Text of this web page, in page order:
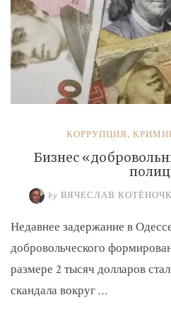
КОРРУПЦИЯ,
Бизнес
by ВЯЧЕСЛАВ
Недавнее задержание в
добровольческого
размере 2 тысяч долларов
скандала вокруг …